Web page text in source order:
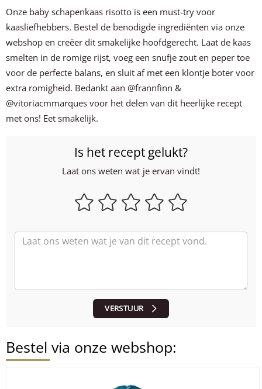
Onze baby schapenkaas risotto is een must-try voor
kaasliefhebbers. Bestel de benodigde ingrediënten via onze
webshop en creëer dit smakelijke hoofdgerecht. Laat de kaas
smelten in de romige rijst, voeg een snufje zout en peper toe
voor de perfecte balans, en sluit af met een klontje boter voor
extra romigheid. Bedankt aan @frannfinn &
@vitoriacmmarques voor het delen van dit heerlijke recept
met ons! Eet smakelijk.
Is het recept gelukt?
Laat ons weten wat je ervan vindt!
VERSTUUR
Bestel via onze webshop: